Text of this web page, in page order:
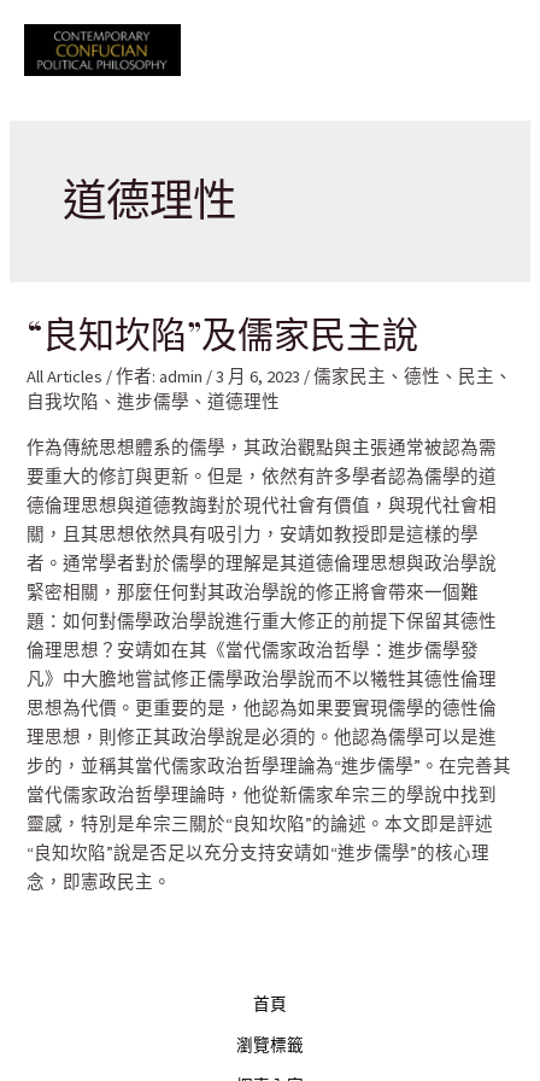
道德理性
“良知坎陷”及儒家民主說
All Articles / 作者:admin /3 月 6, 2023 /儒家民主 、德性 、 民主 、
自我坎陷 、進步儒學 、道德理性
作為傳統思想體系的儒學，其政治觀點與主張通常被認為需
要重大的修訂與更新。但是，依然有許多學者認為儒學的道
德倫理思想與道德教誨對於現代社會有價值，與現代社會相
關，且其思想依然具有吸引力，安靖如教授即是這樣的學
者。通常學者對於儒學的理解是其道德倫理思想與政治學說
緊密相關，那麼任何對其政治學說的修正將會帶來一個難
題：如何對儒學政治學說進行重大修正的前提下保留其德性
倫理思想？安靖如在其《當代儒家政治哲學：進步儒學發
凡》中大膽地嘗試修正儒學政治學說而不以犧牲其德性倫理
思想為代價。更重要的是，他認為如果要實現儒學的德性倫
理思想，則修正其政治學說是必須的。他認為儒學可以是進
步的，並稱其當代儒家政治哲學理論為“進步儒學”。在完善其
當代儒家政治哲學理論時，他從新儒家牟宗三的學說中找到
靈感，特別是牟宗三關於“良知坎陷”的論述。本文即是評述
“良知坎陷”說是否足以充分支持安靖如“進步儒學”的核心理
念，即憲政民主。
首頁
瀏覽標籤